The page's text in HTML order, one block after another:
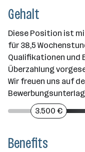
Gehalt
Diese Position ist
für 38,5
Qualifikationen und
Überzahlung
Wir freuen uns auf
3.500 €
Benefits